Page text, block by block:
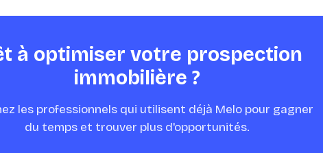
à optimiser votre prospection
immobilière ?
les professionnels qui utilisent déjà Melo pour gagner
du temps et trouver plus d'opportunités.